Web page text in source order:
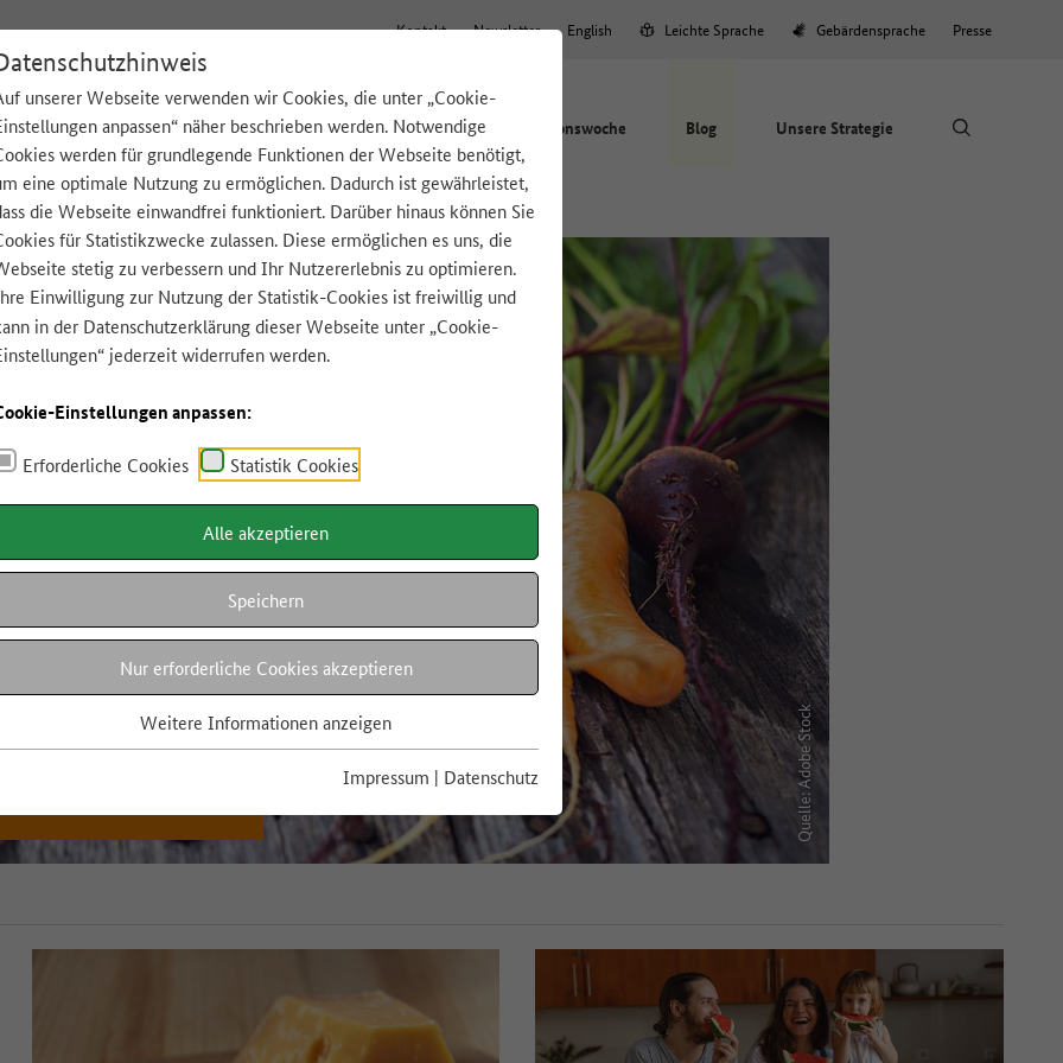
unserer Webseite verwenden wir Cookies, die unter „Cookie-
anpassen“ näher beschrieben werden. Notwendige
werden für grundlegende Funktionen der Webseite benötigt,
eine optimale Nutzung zu ermöglichen. Dadurch ist gewährleistet,
die Webseite einwandfrei funktioniert. Darüber hinaus können Sie
für Statistikzwecke zulassen. Diese ermöglichen es uns, die
stetig zu verbessern und Ihr Nutzererlebnis zu optimieren.
Einwilligung zur Nutzung der Statistik-Cookies ist freiwillig und
in der Datenschutzerklärungdieser Webseite unter „Cookie-
jederzeit widerrufen werden.
Einstellungen anpassen:
Erforderliche Cookies Statistik Cookies
Alle akzeptieren
Speichern
Nur erforderliche Cookies akzeptieren
Weitere Informationen anzeigen
Impressum | Datenschutz
Kontakt Newsletter English Leichte Sprache Gebärdensprache Presse
Tipps für zu Hause Lebensmittel A-Z App Aktionswoche Blog Unsere Strategie
Quelle: Adobe Stock